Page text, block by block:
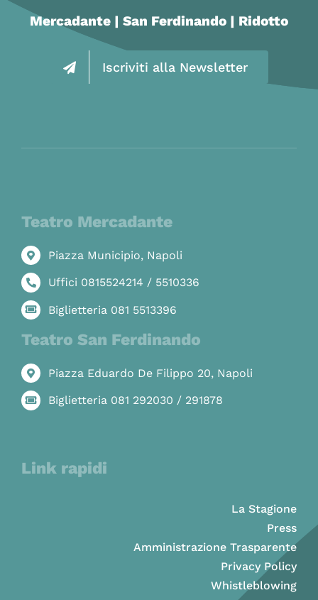
Mercadante | San Ferdinando | Ridotto
Iscriviti alla Newsletter
Teatro Mercadante
Piazza Municipio, Napoli
Uffici 0815524214 / 5510336
Biglietteria 081 5513396
Teatro San Ferdinando
Piazza Eduardo De Filippo 20, Napoli
Biglietteria 081 292030 / 291878
Link rapidi
La Stagione
Press
Amministrazione Trasparente
Privacy Policy
Whistleblowing